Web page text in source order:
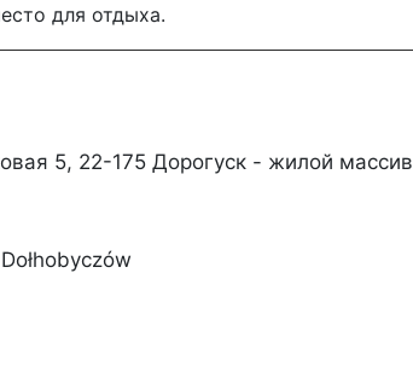
для отдыха.
5, 22-175 Дорогуск - жилой массив